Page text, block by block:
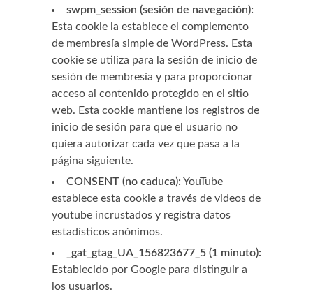
swpm_session (sesión de navegación):
Esta cookie la establece el complemento
de membresía simple de WordPress. Esta
cookie se utiliza para la sesión de inicio de
sesión de membresía y para proporcionar
acceso al contenido protegido en el sitio
web. Esta cookie mantiene los registros de
inicio de sesión para que el usuario no
quiera autorizar cada vez que pasa a la
página siguiente.
CONSENT (no caduca): YouTube
establece esta cookie a través de videos de
youtube incrustados y registra datos
estadísticos anónimos.
_gat_gtag_UA_156823677_5 (1 minuto):
Establecido por Google para distinguir a
los usuarios.